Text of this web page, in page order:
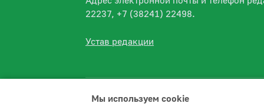
22237, +7 (38241) 22498.
Устав редакции
Мы используем сookie